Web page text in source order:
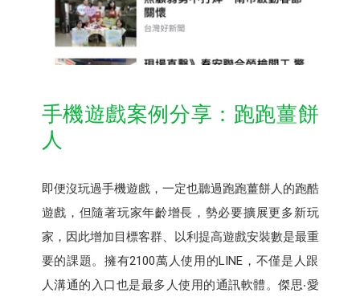
手機遊戲案例分享：跑跑薑餅
人
即便沒玩過手機遊戲，一定也聽過跑跑薑餅人的跑酷
遊戲，但隨著玩家年齡增長，勢必要擴展更多新玩
家，因此增加目標客群、以利提高遊戲安裝數是最重
要的課題。擁有2100萬人使用的LINE，不僅是人跟
人溝通的入口也是最多人使用的通訊軟體。傑思‧愛